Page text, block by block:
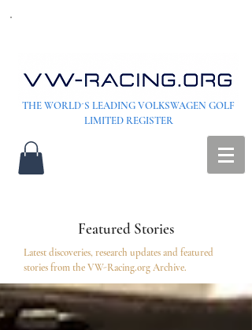
THE WORLD´S LEADING VOLKSWAGEN GOLF
LIMITED REGISTER
Featured Stories
Latest discoveries, research updates and featured
stories from the VW-Racing.org Archive.